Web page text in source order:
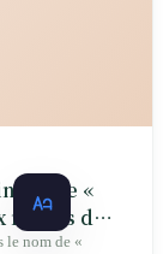
«
reines du
Awards,
le nom de «